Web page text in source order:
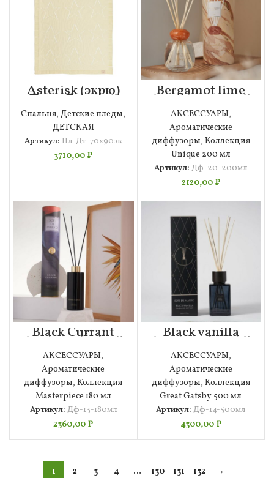
Asterisk (экрю)
Плед Детский
70х90
Спальня,Детские пледы,
ДЕТСКАЯ
Артикул: Пл-Дт-70х90эк
3710,00₽
Bergamot lime
Ароматический
диффузор (200
мл)
АКСЕССУАРЫ,
Ароматические
диффузоры, Коллекция
Unique 200 мл
Артикул:Дф-20-200мл
2120,00₽
Black Currant
Ароматический
диффузор
(180мл)
АКСЕССУАРЫ,
Ароматические
диффузоры,Коллекция
Masterpiece 180 мл
Артикул: Дф-13-180мл
2360,00₽
Black vanilla
Ароматический
диффузор
(500мл)
АКСЕССУАРЫ,
Ароматические
диффузоры, Коллекция
Great Gatsby 500 мл
Артикул:Дф-14-500мл
4300,00₽
1 2 3 4 … 130 131 132 →